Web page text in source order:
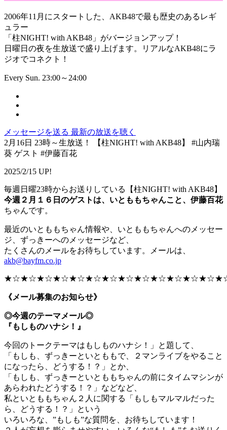
2006年11月にスタートした、AKB48で最も歴史のあるレギ
ュラー
「柱NIGHT! with AKB48」がバージョンアップ！
日曜日の夜を生放送で盛り上げます。リアルなAKB48にラ
ジオでコネクト！
Every Sun. 23:00～24:00
メッセージを送る 最新の放送を聴く
2月16日 23時～生放送！ 【柱NIGHT! with AKB48】 #山内瑞
葵 ゲスト #伊藤百花
2025/2/15 UP!
毎週日曜23時からお送りしている【柱NIGHT! with AKB48】
今週２月１６日のゲストは、いとももちゃんこと、伊藤百花
ちゃんです。
最近のいとももちゃん情報や、いとももちゃんへのメッセー
ジ、ずっきーへのメッセージなど、
たくさんのメールをお待ちしています。メールは、
akb@bayfm.co.jp
《メール募集のお知らせ》
◎今週のテーマメール◎
『もしものハナシ！』
今回のトークテーマはもしものハナシ！」と題して、
「もしも、ずっきーといとももで、２マンライブをやること
になったら、どうする！？」とか、
「もしも、ずっきーといとももちゃんの前にタイムマシンが
あらわれたどうする！？」などなど、
私といとももちゃん２人に関する「もしもマルマルだった
ら、どうする！？」という
いろいろな、”もしも”な質問を、お待ちしています！